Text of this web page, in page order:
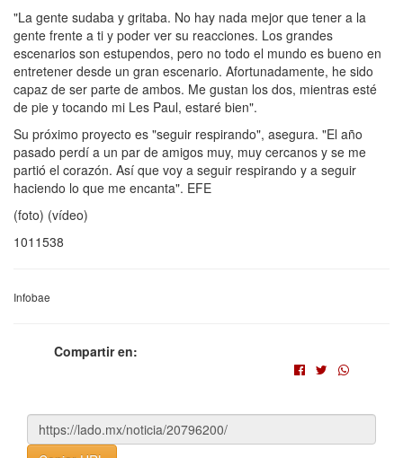
"La gente sudaba y gritaba. No hay nada mejor que tener a la
gente frente a ti y poder ver su reacciones. Los grandes
escenarios son estupendos, pero no todo el mundo es bueno en
entretener desde un gran escenario. Afortunadamente, he sido
capaz de ser parte de ambos. Me gustan los dos, mientras esté
de pie y tocando mi Les Paul, estaré bien".
Su próximo proyecto es "seguir respirando", asegura. "El año
pasado perdí a un par de amigos muy, muy cercanos y se me
partió el corazón. Así que voy a seguir respirando y a seguir
haciendo lo que me encanta". EFE
(foto) (vídeo)
1011538
Infobae
Compartir en: